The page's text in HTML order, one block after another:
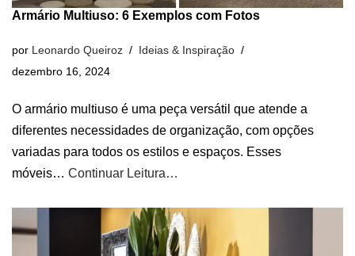
Armário Multiuso: 6 Exemplos com Fotos
por Leonardo Queiroz
Ideias & Inspiração
dezembro 16, 2024
O armário multiuso é uma peça versátil que atende a
diferentes necessidades de organização, com opções
variadas para todos os estilos e espaços. Esses
móveis… Continuar Leitura…